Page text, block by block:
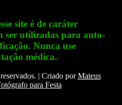
site é de caráter
ser utilizadas para auto-
Nunca use
médica.
| Criado porMateus
para Festa